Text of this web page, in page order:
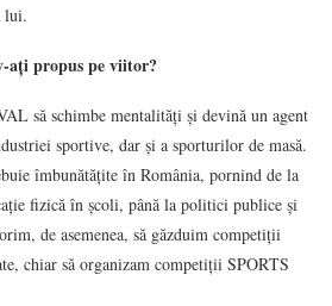
lui.
ați propus pe viitor?
să schimbe mentalități și devină un agent
sportive, dar și a sporturilor de masă.
îmbunătățite în România, pornind de la
fizică în școli, până la politici publice și
de asemenea, să găzduim competiții
chiar să organizam competiții SPORTS